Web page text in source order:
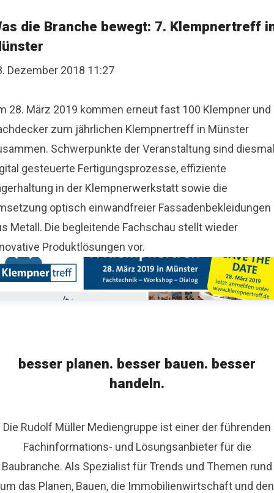
die Branche bewegt: 7. Klempnertreff
Dezember 2018 11:27
28. März 2019 kommen erneut fast 100 Klempner und
zum jährlichen Klempnertreff in Münster
Schwerpunkte der Veranstaltung sind diesmal
gesteuerte Fertigungsprozesse, effiziente
in der Klempnerwerkstatt sowie die
optisch einwandfreier Fassadenbekleidungen
Metall. Die begleitende Fachschau stellt wieder
Produktlösungen vor.
besser planen. besser bauen. besser
handeln.
Die Rudolf Müller Mediengruppe ist einer der führenden
Fachinformations- und Lösungsanbieter für die
Baubranche. Als Spezialist für Trends und Themen rund
um das Planen, Bauen, die Immobilienwirtschaft und den